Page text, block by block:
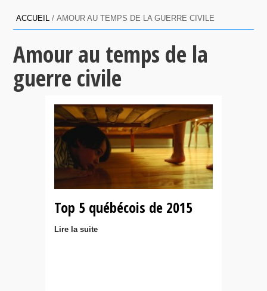
ACCUEIL /AMOUR AU TEMPS DE LA GUERRE CIVILE
Amour au temps de la
guerre civile
Top 5 québécois de 2015
Lire la suite